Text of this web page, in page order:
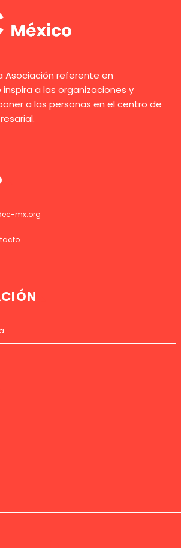
Asociación referente en
a las organizaciones y
a las personas en el centro de
mx.org